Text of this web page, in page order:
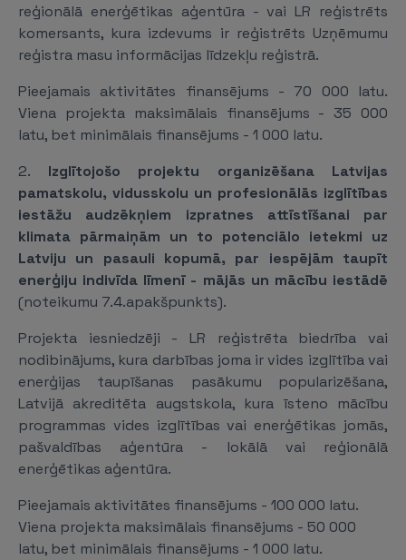
reģionālā enerģētikas aģentūra - vai LR reģistrēts
komersants, kura izdevums ir reģistrēts Uzņēmumu
reģistra masu informācijas līdzekļu reģistrā.
Pieejamais aktivitātes finansējums - 70 000 latu.
Viena projekta maksimālais finansējums - 35 000
latu, bet minimālais finansējums - 1 000 latu.
2. Izglītojošo projektu organizēšana Latvijas
pamatskolu, vidusskolu un profesionālās izglītības
iestāžu audzēkņiem izpratnes attīstīšanai par
klimata pārmaiņām un to potenciālo ietekmi uz
Latviju un pasauli kopumā, par iespējām taupīt
enerģiju indivīda līmenī - mājās un mācību iestādē
(noteikumu 7.4.apakšpunkts).
Projekta iesniedzēji - LR reģistrēta biedrība vai
nodibinājums, kura darbības joma ir vides izglītība vai
enerģijas taupīšanas pasākumu popularizēšana,
Latvijā akreditēta augstskola, kura īsteno mācību
programmas vides izglītības vai enerģētikas jomās,
pašvaldības aģentūra - lokālā vai reģionālā
enerģētikas aģentūra.
Pieejamais aktivitātes finansējums - 100 000 latu.
Viena projekta maksimālais finansējums - 50 000
latu, bet minimālais finansējums - 1 000 latu.